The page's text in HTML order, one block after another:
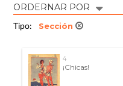
ORDERNAR POR
Tipo: Sección
4
¡Chicas!